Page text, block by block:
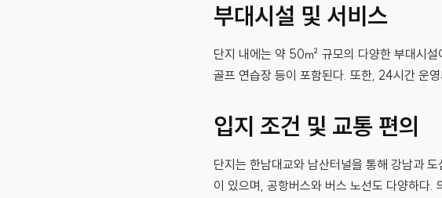
부대시설 및 서비스
단지 내에는 약 50㎡ 규모의 다양한 부대시설
골프 연습장 등이 포함된다. 또한, 24시간 운
입지 조건 및 교통 편의
단지는 한남대교와 남산터널을 통해 강남과
이 있으며, 공항버스와 버스 노선도 다양하다.